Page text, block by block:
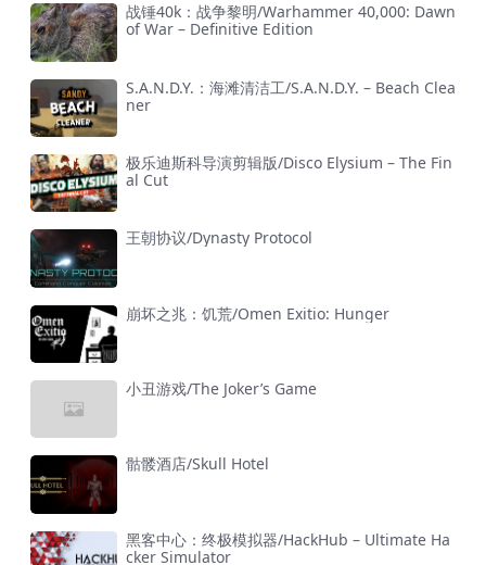
战锤40k：战争黎明/Warhammer 40,000: Dawn
of War – Definitive Edition
S.A.N.D.Y.：海滩清洁工/S.A.N.D.Y. – Beach Clea
ner
极乐迪斯科导演剪辑版/Disco Elysium – The Fin
al Cut
王朝协议/Dynasty Protocol
崩坏之兆：饥荒/Omen Exitio: Hunger
小丑游戏/The Joker’s Game
骷髅酒店/Skull Hotel
黑客中心：终极模拟器/HackHub – Ultimate Ha
cker Simulator